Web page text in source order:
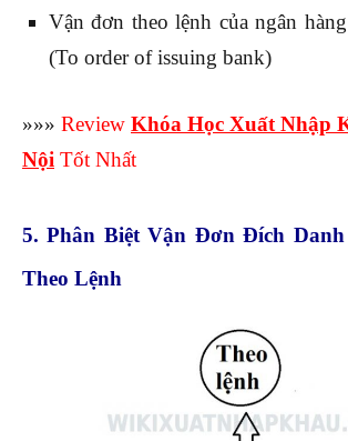
Vận đơn theo lệnh của ngân
(To order of issuing bank)
»»» Review Khóa Học Xuất Nhập
Nội Tốt Nhất
5. Phân Biệt Vận Đơn Đích
Theo Lệnh